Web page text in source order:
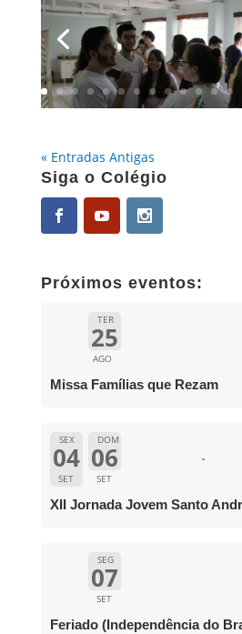
« Entradas Antigas
Siga o Colégio
Próximos eventos:
TER
25
AGO
Missa Famílias que Rezam
SEX
04
SET
DOM
06
SET
XII Jornada Jovem Santo
SEG
07
SET
Feriado (Independência do